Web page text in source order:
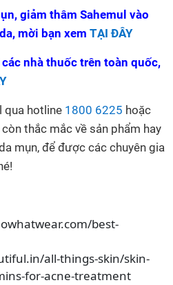
giảm thâm Sahemul vào
mời bạn xem TẠI ĐÂY
nhà thuốc trên toàn quốc,
qua hotline 1800 6225 hoặc
còn thắc mắc về sản phẩm hay
mụn, để được các chuyên gia
best-
all-things-skin/skin-
for-acne-treatment